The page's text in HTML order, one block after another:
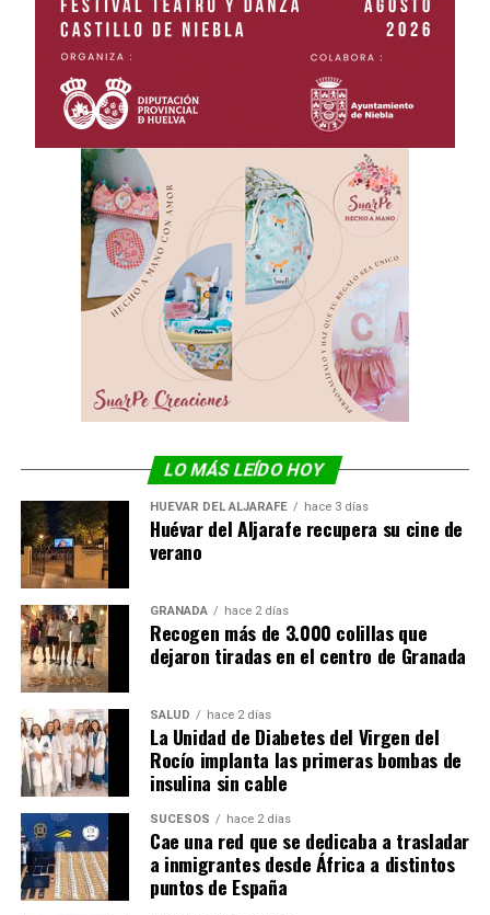
LO MÁS LEÍDO HOY
HUÉVAR DEL ALJARAFE hace 3 días
Huévar del Aljarafe recupera su cine de
verano
GRANADA hace 2 días
Recogen más de 3.000 colillas que
dejaron tiradas en el centro de Granada
SALUD hace 2 días
La Unidad de Diabetes del Virgen del
Rocío implanta las primeras bombas de
insulina sin cable
SUCESOS hace 2 días
Cae una red que se dedicaba a trasladar
a inmigrantes desde África a distintos
puntos de España